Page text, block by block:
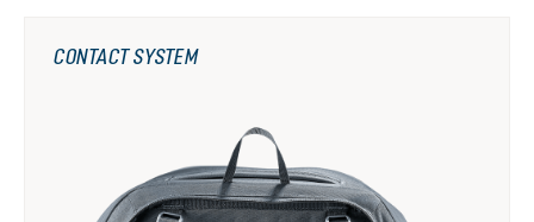
CONTACT SYSTEM